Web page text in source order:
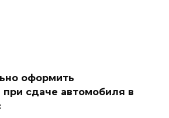
оформить
сдаче автомобиля в